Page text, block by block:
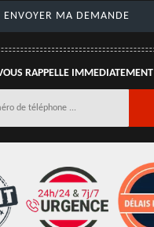
RAPPELLE IMMEDIATEMENT